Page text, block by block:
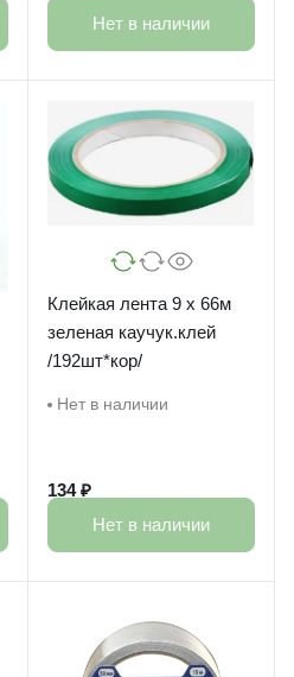
Нет в наличии
Клейкая лента 9 х 66м
зеленая каучук.клей
/192шт*кор/
Нет в наличии
134 ₽
Нет в наличии